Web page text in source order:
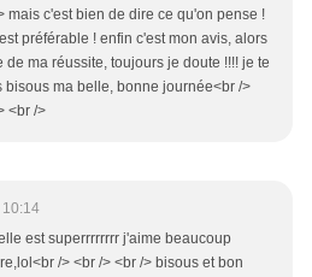
mais c'est bien de dire ce qu'on pense !
préférable ! enfin c'est mon avis, alors
de ma réussite, toujours je doute !!!! je te
bisous ma belle, bonne journée<br />
<br />
est superrrrrrrr j'aime beaucoup
/> <br /> <br /> bisous et bon